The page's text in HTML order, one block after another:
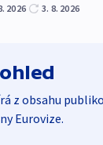
2026 3. 8. 2026
z obsahu
Eurovize.